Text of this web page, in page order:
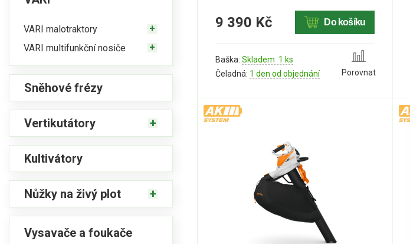
VARI malotraktory
VARI multifunkční nosiče
Sněhové frézy
Vertikutátory
Kultivátory
Nůžky na živý plot
Vysavače a foukače
9 390 Kč Do košíku
Baška: Skladem 1 ks
Čeladná: 1 den od objednání Porovnat